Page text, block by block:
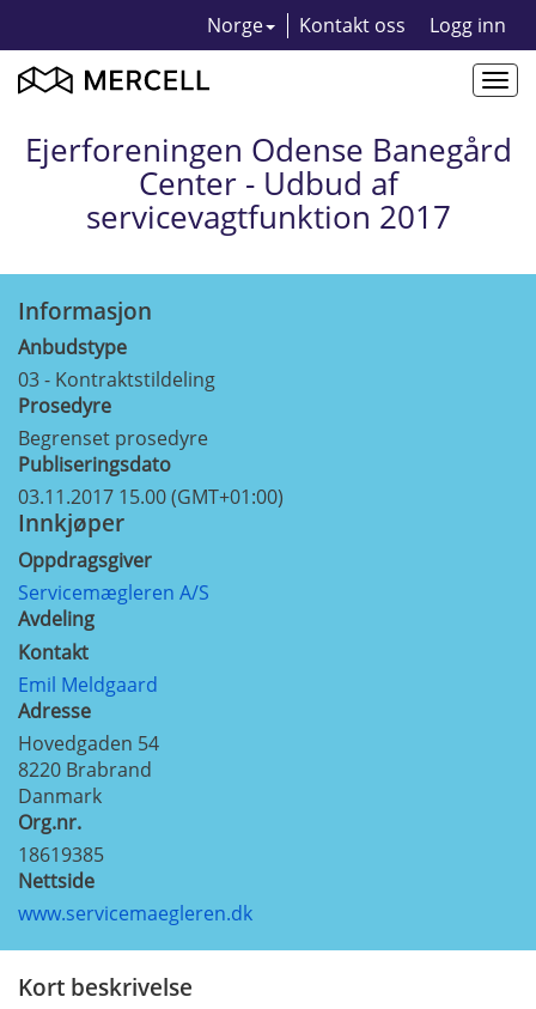
Norge Kontakt oss Logg inn
Ejerforeningen Odense Banegård
Center - Udbud af
servicevagtfunktion 2017
Informasjon
Anbudstype
03 - Kontraktstildeling
Prosedyre
Begrenset prosedyre
Publiseringsdato
03.11.2017 15.00 (GMT+01:00)
Innkjøper
Oppdragsgiver
Servicemægleren A/S
Avdeling
Kontakt
Emil Meldgaard
Adresse
Hovedgaden 54
8220 Brabrand
Danmark
Org.nr.
18619385
Nettside
www.servicemaegleren.dk
Kort beskrivelse